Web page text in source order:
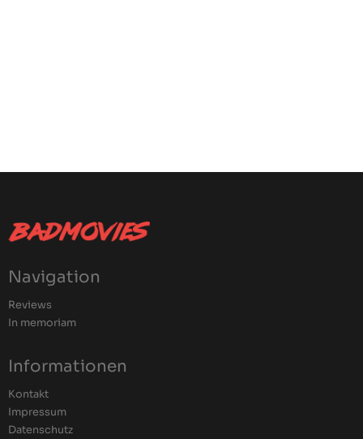
Navigation
Reviews
In memoriam
Informationen
Kontakt
Impressum
Datenschutz